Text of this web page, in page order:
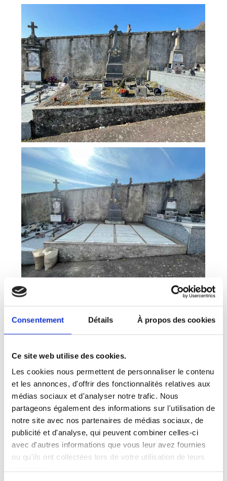
Consentement Détails À propos des cookies
Ce site web utilise des cookies.
Les cookies nous permettent de personnaliser le contenu
et les annonces, d'offrir des fonctionnalités relatives aux
médias sociaux et d'analyser notre trafic. Nous
partageons également des informations sur l'utilisation de
notre site avec nos partenaires de médias sociaux, de
publicité et d'analyse, qui peuvent combiner celles-ci
avec d'autres informations que vous leur avez fournies
ou qu'ils ont collectées lors de votre utilisation de leurs